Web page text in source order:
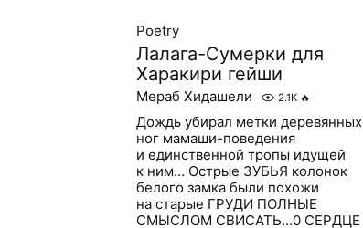
Poetry
Лалага-Сумерки для
Харакири гейши
Мераб Хидашели 2.1K 🔥
Дождь убирал метки деревянных
ног мамаши-поведения
и единственной тропы идущей
к ним… Острые ЗУБЬЯ колонок
белого замка были похожи
на старые ГРУДИ ПОЛНЫЕ
СМЫСЛОМ СВИСАТЬ…0 СЕРДЦЕ